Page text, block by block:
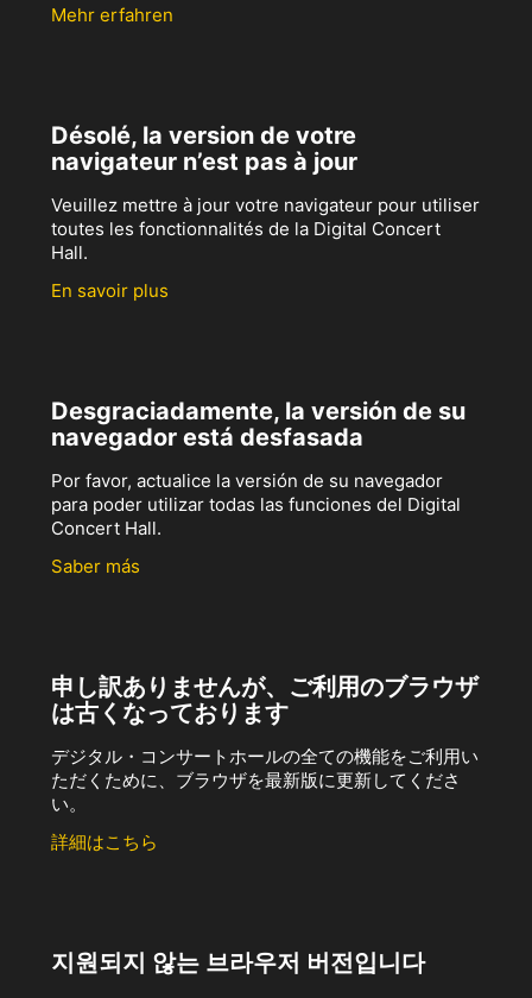
Mehr erfahren
Désolé, la version de votre
navigateur n’est pas à jour
Veuillez mettre à jour votre navigateur pour utiliser
toutes les fonctionnalités de la Digital Concert
Hall.
En savoir plus
Desgraciadamente, la versión de su
navegador está desfasada
Por favor, actualice la versión de su navegador
para poder utilizar todas las funciones del Digital
Concert Hall.
Saber más
申し訳ありませんが、ご利用のブラウザ
は古くなっております
デジタル・コンサートホールの全ての機能をご利用い
ただくために、ブラウザを最新版に更新してくださ
い。
詳細はこちら
지원되지 않는 브라우저 버전입니다